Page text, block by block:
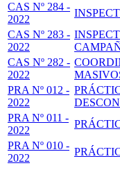
CAS Nº 284 -
2022
CAS Nº 283 -
2022
CAS Nº 282 -
2022
PRA Nº 012 -
2022
PRA Nº 011 -
2022
PRA Nº 010 -
2022